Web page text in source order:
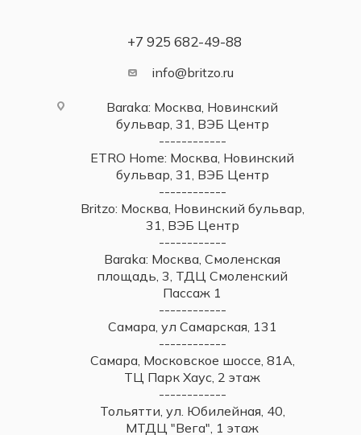
+7 925 682-49-88
info@britzo.ru
Baraka: Москва, Новинский
бульвар, 31, ВЭБ Центр
------------
ETRO Home: Москва, Новинский
бульвар, 31, ВЭБ Центр
------------
Britzo: Москва, Новинский бульвар,
31, ВЭБ Центр
------------
Baraka: Москва, Смоленская
площадь, 3, ТДЦ Смоленский
Пассаж 1
------------
Самара, ул Самарская, 131
------------
Самара, Московское шоссе, 81А,
ТЦ Парк Хаус, 2 этаж
------------
Тольятти, ул. Юбилейная, 40,
МТДЦ "Вега", 1 этаж